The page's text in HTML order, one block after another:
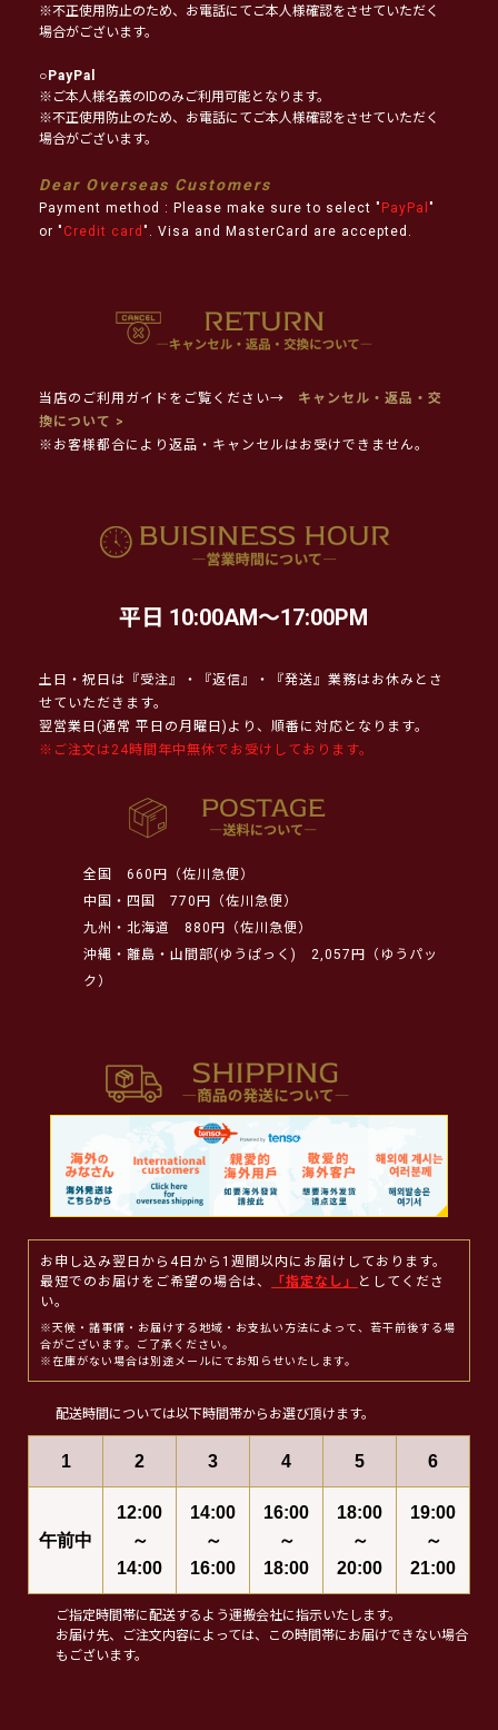
※不正使用防止のため、お電話にてご本人様確認をさせていただく
場合がございます。
○PayPal
※ご本人様名義のIDのみご利用可能となります。
※不正使用防止のため、お電話にてご本人様確認をさせていただく
場合がございます。
Dear Overseas Customers
Payment method : Please make sure to select " PayPal "
or " Credit card ". Visa and MasterCard are accepted.
当店のご利用ガイドをご覧ください→
キャンセル・返品・交
換について >
※お客様都合により返品・キャンセルはお受けできません。
平日 10:00AM～17:00PM
土日・祝日は『受注』・『返信』・『発送』業務はお休みとさ
せていただきます。
翌営業日(通常 平日の月曜日)より、順番に対応となります。
※ご注文は24時間年中無休でお受けしております。
全国
660円（佐川急便）
中国・四国
770円（佐川急便）
九州・北海道
880円（佐川急便）
沖縄・離島・山間部(ゆうぱっく)
2,057円（ゆうパッ
ク）
お申し込み翌日から4日から1週間以内にお届けしております。
最短でのお届けをご希望の場合は、
「指定なし」
としてくださ
い。
※天候・諸事情・お届けする地域・お支払い方法によって、若干前後する場
合がございます。ご了承ください。
※在庫がない場合は別途メールにてお知らせいたします。
配送時間については以下時間帯からお選び頂けます。
1 2 3 4 5 6
午前中
12:00
～
14:00
14:00
～
16:00
16:00
～
18:00
18:00
～
20:00
19:00
～
21:00
ご指定時間帯に配送するよう運搬会社に指示いたします。
お届け先、ご注文内容によっては、この時間帯にお届けできない場合
もございます。